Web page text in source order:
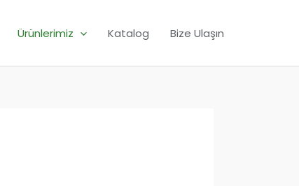
Ürünlerimiz Katalog Bize Ulaşın